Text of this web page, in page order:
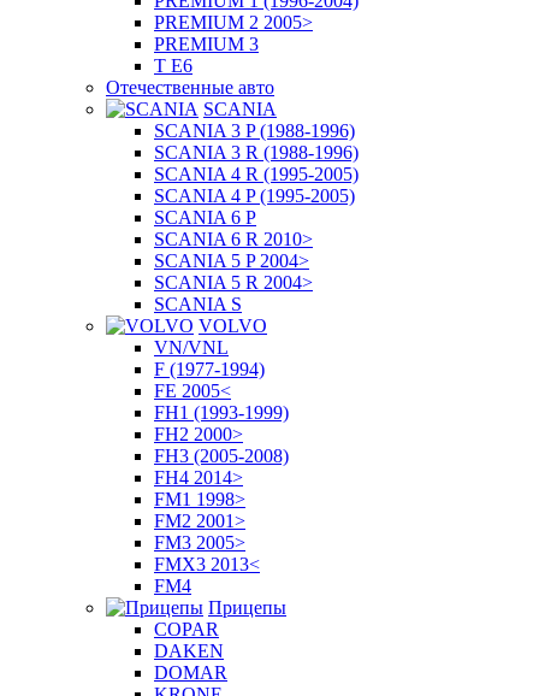
PREMIUM 2 2005>
PREMIUM 3
T E6
Отечественные авто
SCANIA
SCANIA 3 P (1988-1996)
SCANIA 3 R (1988-1996)
SCANIA 4 R (1995-2005)
SCANIA 4 P (1995-2005)
SCANIA 6 P
SCANIA 6 R 2010>
SCANIA 5 P 2004>
SCANIA 5 R 2004>
SCANIA S
VOLVO
VN/VNL
F (1977-1994)
FE 2005<
FH1 (1993-1999)
FH2 2000>
FH3 (2005-2008)
FH4 2014>
FM1 1998>
FM2 2001>
FM3 2005>
FMX3 2013<
FM4
Прицепы
COPAR
DAKEN
DOMAR